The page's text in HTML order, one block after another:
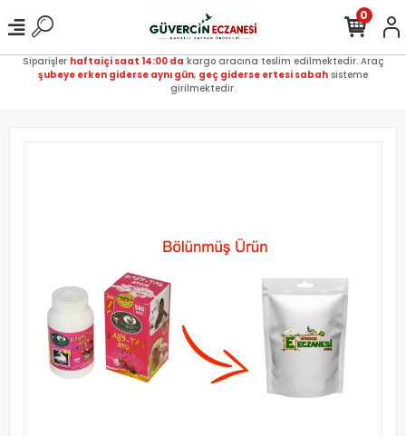
Siparişler haftaiçi saat 14:00 da kargo aracına teslim edilmektedir. Araç
şubeye erken giderse aynı gün, geç giderse ertesi sabah sisteme
girilmektedir.
0